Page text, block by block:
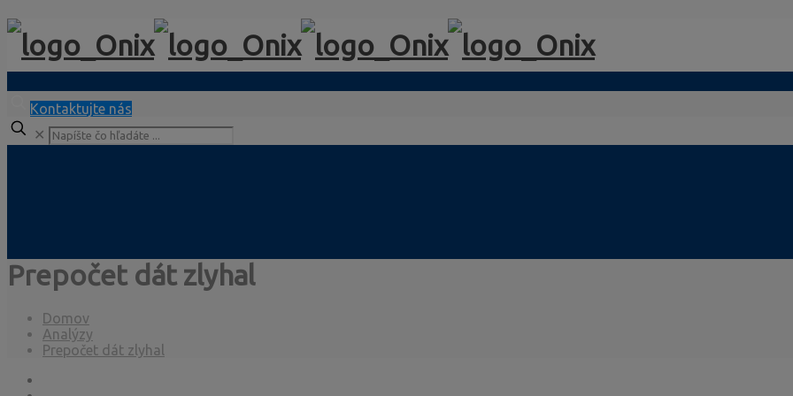
Kontaktujte nás
✕
Prepočet dát zlyhal
Domov
Analýzy
Prepočet dát zlyhal